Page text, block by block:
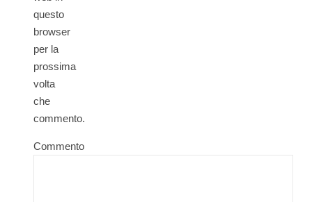
questo
browser
per la
prossima
volta
che
commento.
Commento